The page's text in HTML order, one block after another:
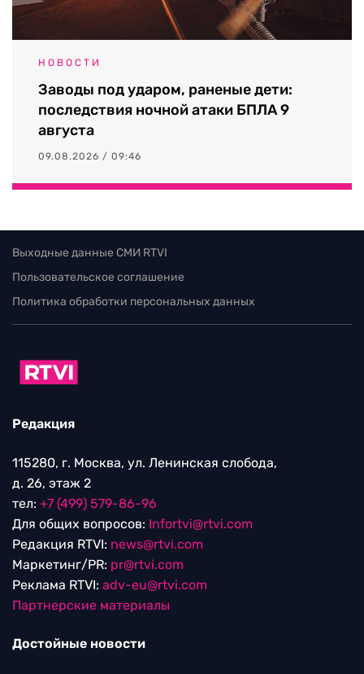
НОВОСТИ
Заводы под ударом, раненые дети:
последствия ночной атаки БПЛА 9
августа
09.08.2026 / 09:46
Выходные данные СМИ RTVI
Пользовательское соглашение
Политика обработки персональных данных
Редакция
115280, г. Москва, ул. Ленинская слобода,
д. 26, этаж 2
тел: +7 (499) 579-86-96
Для общих вопросов: Infortvi@rtvi.com
Редакция RTVI: news@rtvi.com
Маркетинг/PR: pr@rtvi.com
Реклама RTVI: adv-eu@rtvi.com
Партнерские материалы
Достойные новости